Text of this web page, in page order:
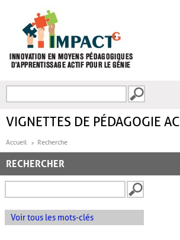
FORMULAIRE DE
VIGNETTES DE PÉDAGOGIE
Accueil Recherche
RECHERCHER
Voir tous les mots-clés